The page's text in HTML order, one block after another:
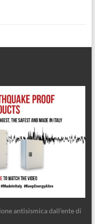
antisismica dall’ente di